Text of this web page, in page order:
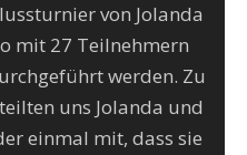
von Jolanda
mit 27 Teilnehmern
werden. Zu
uns Jolanda und
einmal mit, dass sie